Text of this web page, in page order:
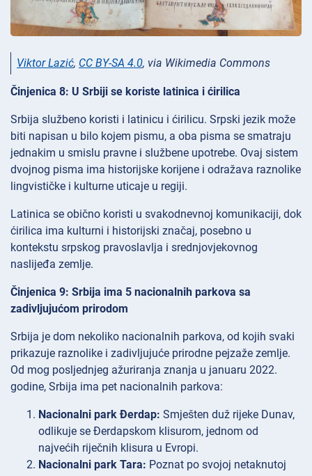
Viktor Lazić, CC BY-SA 4.0, via Wikimedia Commons
Činjenica 8: U Srbiji se koriste latinica i ćirilica
Srbija službeno koristi i latinicu i ćirilicu. Srpski jezik može
biti napisan u bilo kojem pismu, a oba pisma se smatraju
jednakim u smislu pravne i službene upotrebe. Ovaj sistem
dvojnog pisma ima historijske korijene i odražava raznolike
lingvističke i kulturne uticaje u regiji.
Latinica se obično koristi u svakodnevnoj komunikaciji, dok
ćirilica ima kulturni i historijski značaj, posebno u
kontekstu srpskog pravoslavlja i srednjovjekovnog
naslijeđa zemlje.
Činjenica 9: Srbija ima 5 nacionalnih parkova sa
zadivljujućom prirodom
Srbija je dom nekoliko nacionalnih parkova, od kojih svaki
prikazuje raznolike i zadivljujuće prirodne pejzaže zemlje.
Od mog posljednjeg ažuriranja znanja u januaru 2022.
godine, Srbija ima pet nacionalnih parkova:
Nacionalni park Đerdap: Smješten duž rijeke Dunav,
odlikuje se Đerdapskom klisurom, jednom od
najvećih riječnih klisura u Evropi.
Nacionalni park Tara: Poznat po svojoj netaknutoj